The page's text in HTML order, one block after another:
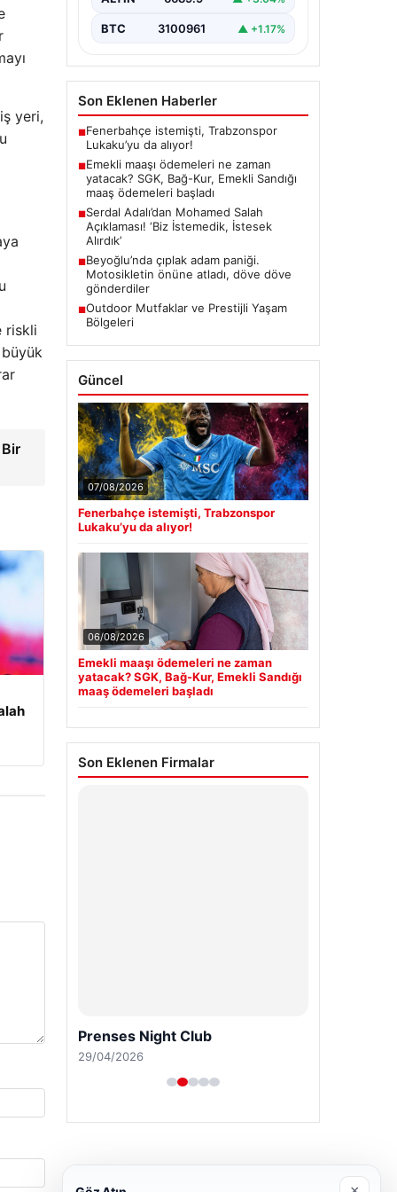
yeri,
riskli
büyük
BTC 3100961 ▲ +1.17%
Son Eklenen Haberler
■Fenerbahçe istemişti, Trabzonspor
Lukaku’yu da alıyor!
■Emekli maaşı ödemeleri ne zaman
yatacak? SGK, Bağ-Kur, Emekli Sandığı
maaş ödemeleri başladı
■Serdal Adalı’dan Mohamed Salah
Açıklaması! ‘Biz İstemedik, İstesek
Alırdık’
■Beyoğlu’nda çıplak adam paniği.
Motosikletin önüne atladı, döve döve
gönderdiler
■Outdoor Mutfaklar ve Prestijli Yaşam
Bölgeleri
Güncel
07/08/2026
Fenerbahçe istemişti, Trabzonspor
Lukaku’yu da alıyor!
06/08/2026
Emekli maaşı ödemeleri ne zaman
yatacak? SGK, Bağ-Kur, Emekli Sandığı
maaş ödemeleri başladı
Son Eklenen Firmalar
Prenses Night Club
29/04/2026